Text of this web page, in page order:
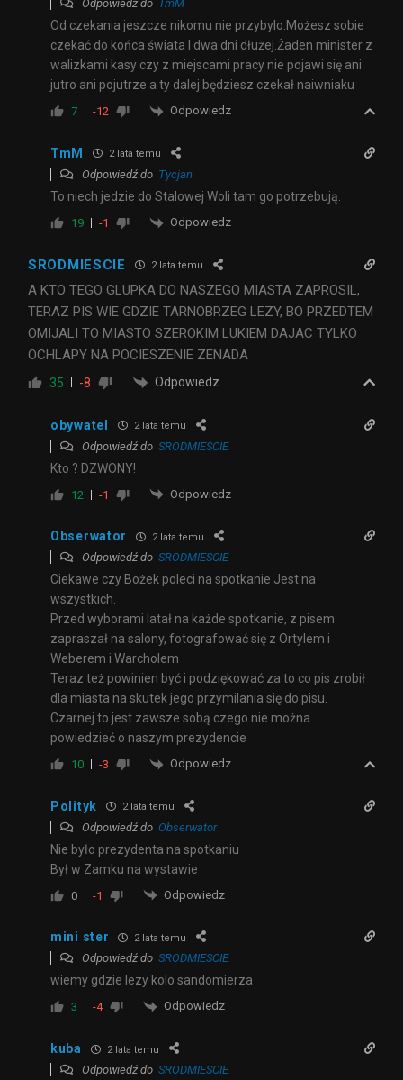
Odpowiedź do TmM
Od czekania jeszcze nikomu nie przybylo.Możesz sobie
czekać do końca świata I dwa dni dłużej.Żaden minister z
walizkami kasy czy z miejscami pracy nie pojawi się ani
jutro ani pojutrze a ty dalej będziesz czekał naiwniaku
7 -12 Odpowiedz
TmM 2 lata temu
Odpowiedź do Tycjan
To niech jedzie do Stalowej Woli tam go potrzebują.
19 -1 Odpowiedz
SRODMIESCIE 2 lata temu
A KTO TEGO GLUPKA DO NASZEGO MIASTA ZAPROSIL,
TERAZ PIS WIE GDZIE TARNOBRZEG LEZY, BO PRZEDTEM
OMIJALI TO MIASTO SZEROKIM LUKIEM DAJAC TYLKO
OCHLAPY NA POCIESZENIE ZENADA
35 -8 Odpowiedz
obywatel 2 lata temu
Odpowiedź do SRODMIESCIE
Kto ? DZWONY!
12 -1 Odpowiedz
Obserwator 2 lata temu
Odpowiedź do SRODMIESCIE
Ciekawe czy Bożek poleci na spotkanie Jest na
wszystkich.
Przed wyborami latał na każde spotkanie, z pisem
zapraszał na salony, fotografować się z Ortylem i
Weberem i Warcholem
Teraz też powinien być i podziękować za to co pis zrobił
dla miasta na skutek jego przymilania się do pisu.
Czarnej to jest zawsze sobą czego nie można
powiedzieć o naszym prezydencie
10 -3 Odpowiedz
Polityk 2 lata temu
Odpowiedź do Obserwator
Nie było prezydenta na spotkaniu
Był w Zamku na wystawie
0 -1 Odpowiedz
mini ster 2 lata temu
Odpowiedź do SRODMIESCIE
wiemy gdzie lezy kolo sandomierza
3 -4 Odpowiedz
kuba 2 lata temu
Odpowiedź do SRODMIESCIE